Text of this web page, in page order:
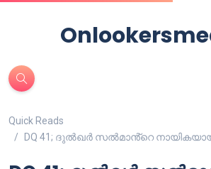
Quick Reads
DQ 41; ദുൽഖർ സൽമാൻ്റെ